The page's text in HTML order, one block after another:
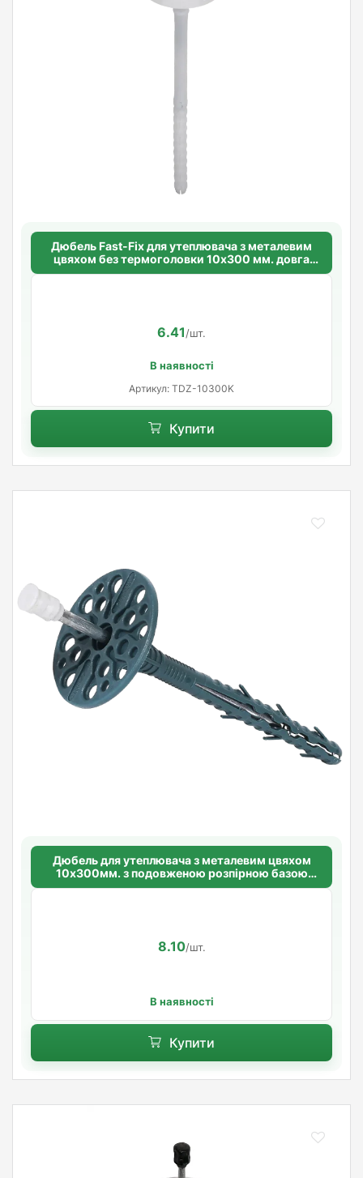
Дюбель Fast-Fix для утеплювача з металевим
цвяхом без термоголовки 10х300 мм. довга
розпорна база
6.41/шт.
В наявності
Артикул: TDZ-10300K
Купити
Дюбель для утеплювача з металевим цвяхом
10х300мм. з подовженою розпірною базою
Standart
8.10/шт.
В наявності
Купити